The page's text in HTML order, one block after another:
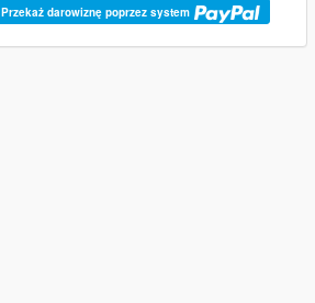
Przekaż darowiznę poprzez system